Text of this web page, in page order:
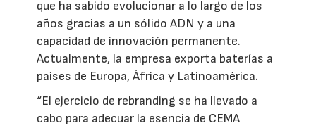
que ha sabido evolucionar a lo largo de los
años gracias a un sólido ADN y a una
capacidad de innovación permanente.
Actualmente, la empresa exporta baterías a
países de Europa, África y Latinoamérica.
“El ejercicio de rebranding se ha llevado a
cabo para adecuar la esencia de CEMA